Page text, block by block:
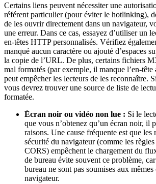
Certains liens peuvent nécessiter une
référent particulier (pour éviter le hotlinking),
de les ouvrir directement dans un navigateur,
une erreur. Dans ce cas, essayez d’utiliser un
en-têtes HTTP personnalisés. Vérifiez
manqué aucun caractère ou ajouté d’espaces
la copie de l’URL. De plus, certains fichiers
mal formatés (par exemple, il manque l’en-tête
peut empêcher les lecteurs de les reconnaître.
vous devrez trouver une source de liste de
formatée.
Écran noir ou vidéo non lue : Si le
que vous n’obtenez qu’un écran noir, il
raisons. Une cause fréquente est que les
sécurité du navigateur (comme les
CORS) empêchent le chargement du
de bureau évite souvent ce problème,
bureau ne sont pas soumises aux
navigateur.